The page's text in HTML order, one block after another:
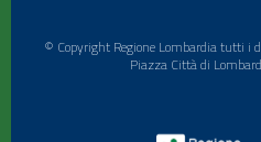
© Copyright Regione Lombardia tutti
Piazza Città di